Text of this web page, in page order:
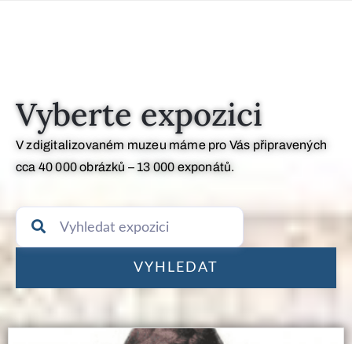
Vyberte expozici
V zdigitalizovaném muzeu máme pro Vás připravených
cca 40 000 obrázků – 13 000 exponátů.
VYHLEDAT